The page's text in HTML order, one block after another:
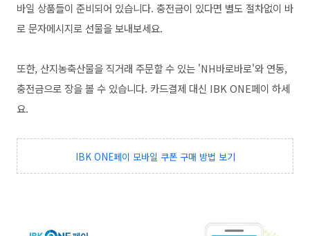
바일 상품들이 준비되어 있습니다. 충전금이 있다면 별도 절차없이 바
로 문자메시지로 선물을 보내보세요.
또한, 산지농축산물을 직거래 주문할 수 있는 'NH바로바로'와 연동,
충전금으로 장을 볼 수 있습니다. 카드결제 대신 IBK ONE페이 하세
요.
IBK ONE페이 모바일 쿠폰 구매 방법 보기